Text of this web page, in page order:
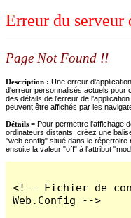
Erreur du
Page Not Found !!
Description : Une erreur
d'erreur personnalisés actuels pour
des détails de l'erreur de
peuvent être affichés par les
Détails = Pour permettre l'affichage
ordinateurs distants, créez une
"web.config" situé dans le répertoire
ensuite la valeur "off" à l'attribut
<!-- Fichier de
Web.Config -->